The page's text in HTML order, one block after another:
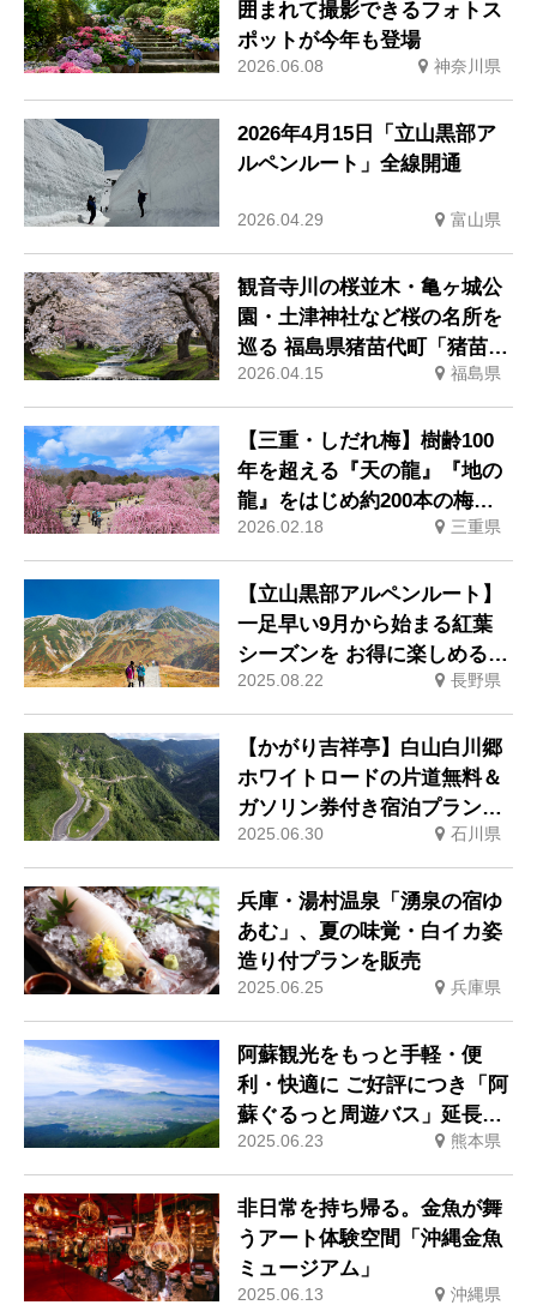
2026.06.08
囲まれて撮影できるフォトス
ポットが今年も登場
神奈川県
2026.04.29
2026年4月15日「立山黒部ア
ルペンルート」全線開通
富山県
2026.04.15
観音寺川の桜並木・亀ヶ城公
園・土津神社など桜の名所を
巡る 福島県猪苗代町「猪苗代
桜周遊バス」が4月18日運行
開始
福島県
2026.02.18
【三重・しだれ梅】樹齢100
年を超える『天の龍』『地の
龍』をはじめ約200本の梅の
名木が立ち並ぶ「鈴鹿の森庭
園」を2月21日から公開。夜
間ライトアップも実施。
三重県
2025.08.22
【立山黒部アルペンルート】
一足早い9月から始まる紅葉
シーズンを お得に楽しめる割
引きっぷが発売中
長野県
2025.06.30
【かがり吉祥亭】白山白川郷
ホワイトロードの片道無料＆
ガソリン券付き宿泊プランが
登場
石川県
2025.06.25
兵庫・湯村温泉「湧泉の宿ゆ
あむ」、夏の味覚・白イカ姿
造り付プランを販売
兵庫県
2025.06.23
阿蘇観光をもっと手軽・便
利・快適に ご好評につき「阿
蘇ぐるっと周遊バス」延長決
定
熊本県
2025.06.13
非日常を持ち帰る。金魚が舞
うアート体験空間「沖縄金魚
ミュージアム」
沖縄県